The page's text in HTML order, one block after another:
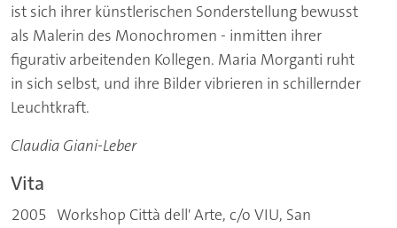
ist sich ihrer künstlerischen Sonderstellung bewusst
als Malerin des Monochromen - inmitten ihrer
figurativ arbeitenden Kollegen. Maria Morganti ruht
in sich selbst, und ihre Bilder vibrieren in schillernder
Leuchtkraft.
Claudia Giani-Leber
Vita
2005 Workshop Città dell' Arte, c/o VIU, San